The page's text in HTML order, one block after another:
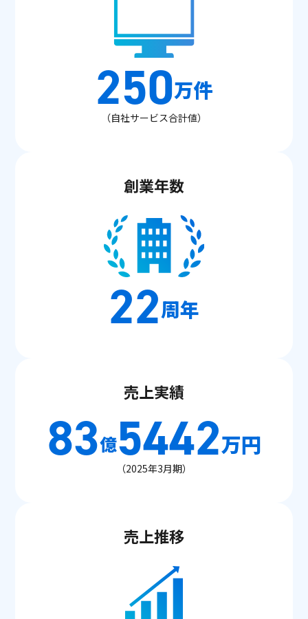
250万件
（自社サービス合計値）
創業年数
22周年
売上実績
83億5442万円
（2025年3月期）
売上推移